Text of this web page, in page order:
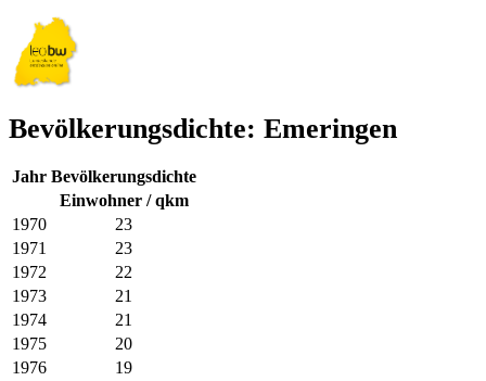
Bevölkerungsdichte: Emeringen
Jahr Bevölkerungsdichte
Einwohner / qkm
1970
23
1971
23
1972
22
1973
21
1974
21
1975
20
1976
19